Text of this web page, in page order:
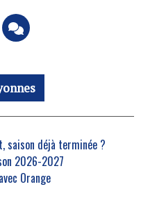
saison déjà terminée ?
2026-2027
Orange